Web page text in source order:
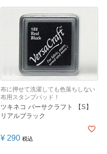
布に押せて洗濯しても色落ちしない
布用スタンプパッド！
ツキネコ バーサクラフト 【S】
リアルブラック
¥ 290 税込